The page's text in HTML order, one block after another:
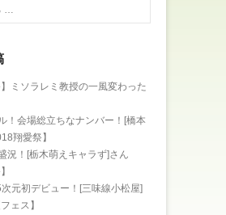
】ミソラレミ教授の一風変わった
！会場総立ちなナンバー！[橋本
翔愛祭】
況！[栃木萌えキャラず]さん
元初デビュー！[三味線小松屋]
ェス】